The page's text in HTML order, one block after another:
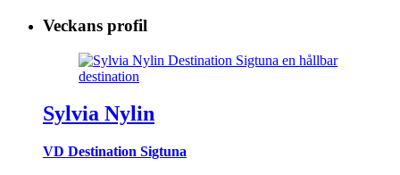
Veckans profil
Sylvia Nylin
VD Destination Sigtuna